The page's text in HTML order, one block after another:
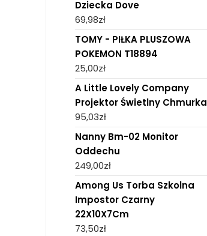
Dziecka Dove
69,98zł
TOMY - PIŁKA PLUSZOWA
POKEMON T18894
25,00zł
A Little Lovely Company
Projektor Świetlny Chmurka
95,03zł
Nanny Bm-02 Monitor
Oddechu
249,00zł
Among Us Torba Szkolna
Impostor Czarny
22X10X7Cm
73,50zł